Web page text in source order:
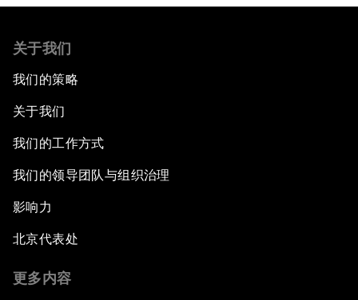
关于我们
我们的策略
关于我们
我们的工作方式
我们的领导团队与组织治理
影响力
北京代表处
更多内容